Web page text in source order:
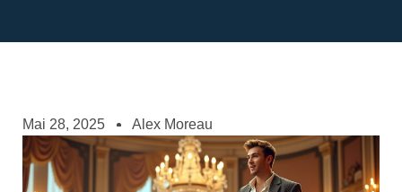
Mai 28, 2025 Alex Moreau